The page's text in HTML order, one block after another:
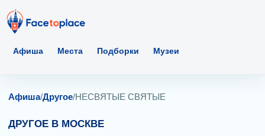
Афиша Места Подборки Музеи
Афиша/Другое/НЕСВЯТЫЕ СВЯТЫЕ
ДРУГОЕ В МОСКВЕ